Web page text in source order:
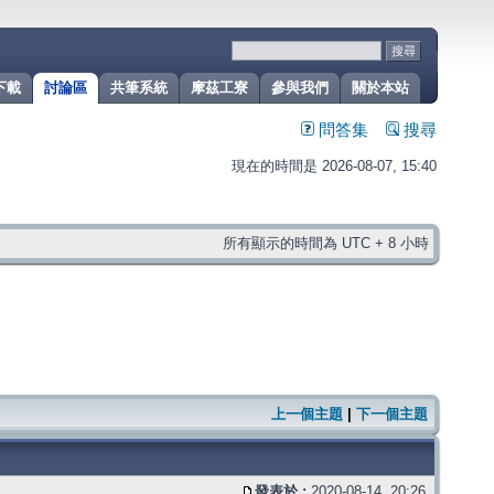
關於本站
參與我們
摩茲工寮
共筆系統
討論區
載
問答集 搜尋
現在的時間是 2026-08-07, 15:40
所有顯示的時間為 UTC + 8 小時
上一個主題 下一個主題